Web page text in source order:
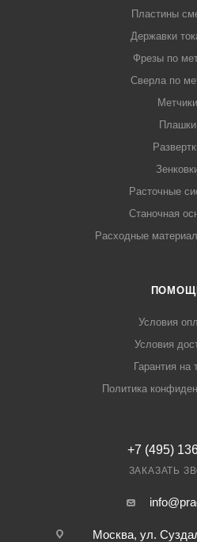
Пластины
Державки
Фрезы по
Сверла по
Метчики
Плашки
Расточные
Станочная
Расходные
Условия
Условия
Гарантия на
Политика
+7 (495)
ЗАКАЗАТЬ
Москва, ул.